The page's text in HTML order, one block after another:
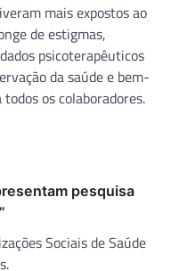
mais expostos ao
de estigmas,
psicoterapêuticos
da saúde e bem-
os colaboradores.
pesquisa
Sociais de Saúde